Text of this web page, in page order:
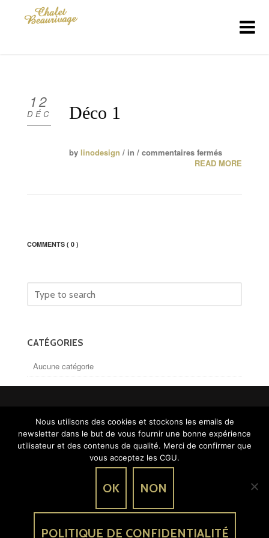
LA CARTE
12
DÉC Déco 1
by linodesign / in /commentaires fermés
READ MORE
COMMENTS( 0 )
CATÉGORIES
Aucune catégorie
Nous utilisons des cookies et stockons les emails de
newsletter dans le but de vous fournir une bonne expérience
utilisateur et des contenus de qualité. Merci de confirmer que
vous acceptez les CGU.
OK NON
POLITIQUE DE CONFIDENTIALITÉ